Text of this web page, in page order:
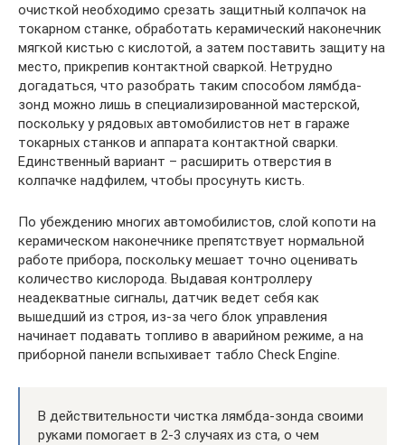
очисткой необходимо срезать защитный колпачок на
токарном станке, обработать керамический наконечник
мягкой кистью с кислотой, а затем поставить защиту на
место, прикрепив контактной сваркой. Нетрудно
догадаться, что разобрать таким способом лямбда-
зонд можно лишь в специализированной мастерской,
поскольку у рядовых автомобилистов нет в гараже
токарных станков и аппарата контактной сварки.
Единственный вариант – расширить отверстия в
колпачке надфилем, чтобы просунуть кисть.
По убеждению многих автомобилистов, слой копоти на
керамическом наконечнике препятствует нормальной
работе прибора, поскольку мешает точно оценивать
количество кислорода. Выдавая контроллеру
неадекватные сигналы, датчик ведет себя как
вышедший из строя, из-за чего блок управления
начинает подавать топливо в аварийном режиме, а на
приборной панели вспыхивает табло Check Engine.
В действительности чистка лямбда-зонда своими
руками помогает в 2-3 случаях из ста, о чем